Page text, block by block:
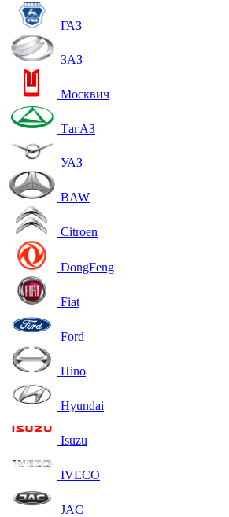
ГАЗ
ЗАЗ
Москвич
ТагАЗ
УАЗ
BAW
Citroen
DongFeng
Fiat
Ford
Hino
Hyundai
Isuzu
IVECO
JAC